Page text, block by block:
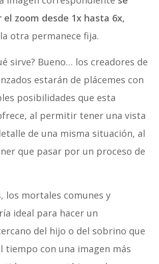
zoom desde 1x hasta 6x,
otra permanece fija.
sirve? Bueno… los creadores de
estarán de plácemes con
posibilidades que esta
al permitir tener una vista
de una misma situación, al
que pasar por un proceso de
los mortales comunes y
ideal para hacer un
del hijo o del sobrino que
tiempo con una imagen más